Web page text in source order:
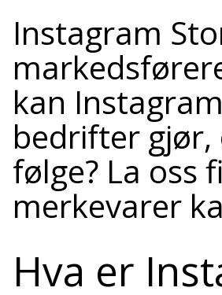
Instagram
kan
bedrifter gjør,
følge? La oss
merkevarer
Hva er